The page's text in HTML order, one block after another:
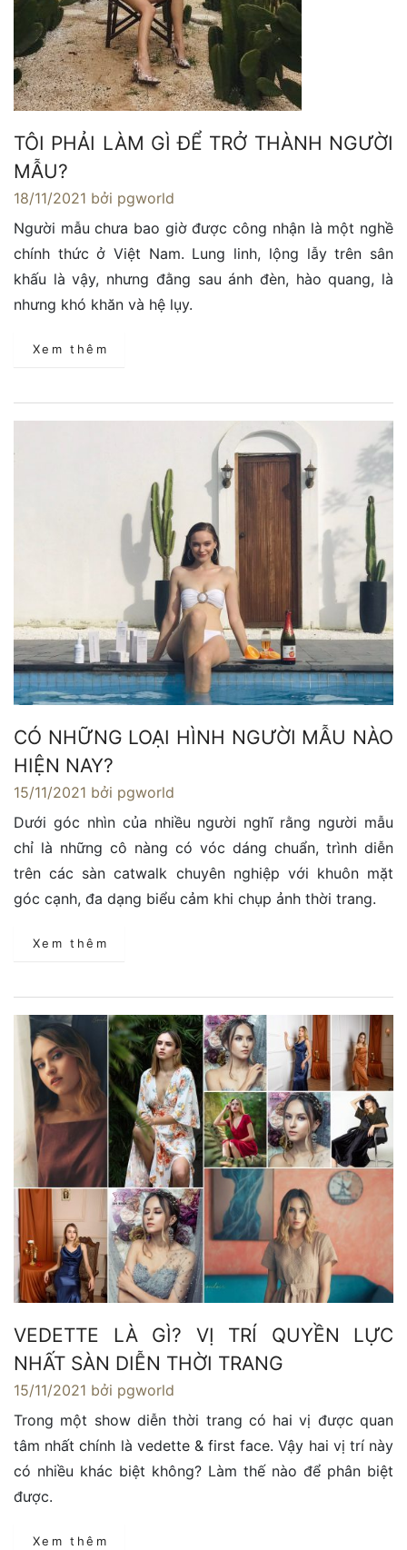
TÔI PHẢI LÀM GÌ ĐỂ TRỞ THÀNH NGƯỜI
MẪU?
18/11/2021 bởi pgworld
Người mẫu chưa bao giờ được công nhận là một nghề
chính thức ở Việt Nam. Lung linh, lộng lẫy trên sân
khấu là vậy, nhưng đằng sau ánh đèn, hào quang, là
nhưng khó khăn và hệ lụy.
Xem thêm
CÓ NHỮNG LOẠI HÌNH NGƯỜI MẪU NÀO
HIỆN NAY?
15/11/2021 bởi pgworld
Dưới góc nhìn của nhiều người nghĩ rằng người mẫu
chỉ là những cô nàng có vóc dáng chuẩn, trình diễn
trên các sàn catwalk chuyên nghiệp với khuôn mặt
góc cạnh, đa dạng biểu cảm khi chụp ảnh thời trang.
Xem thêm
VEDETTE LÀ GÌ? VỊ TRÍ QUYỀN LỰC
NHẤT SÀN DIỄN THỜI TRANG
15/11/2021 bởi pgworld
Trong một show diễn thời trang có hai vị được quan
tâm nhất chính là vedette & first face. Vậy hai vị trí này
có nhiều khác biệt không? Làm thế nào để phân biệt
được.
Xem thêm